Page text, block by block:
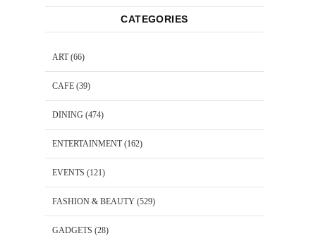
CATEGORIES
ART(66)
CAFE (39)
DINING (474)
ENTERTAINMENT(162)
EVENTS (121)
FASHION & BEAUTY (529)
GADGETS (28)